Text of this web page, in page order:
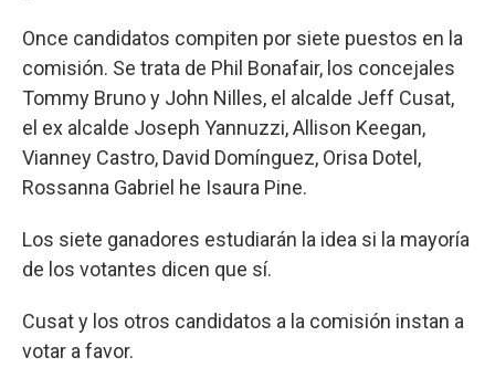
Once candidatos compiten por siete puestos en la
comisión. Se trata de Phil Bonafair, los concejales
Tommy Bruno y John Nilles, el alcalde Jeff Cusat,
el ex alcalde Joseph Yannuzzi, Allison Keegan,
Vianney Castro, David Domínguez, Orisa Dotel,
Rossanna Gabriel he Isaura Pine.
Los siete ganadores estudiarán la idea si la mayoría
de los votantes dicen que sí.
Cusat y los otros candidatos a la comisión instan a
votar a favor.